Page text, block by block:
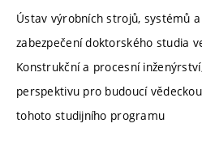
Ústav výrobních strojů, systémů
zabezpečení doktorského studia
Konstrukční a procesní
perspektivu pro budoucí
tohoto studijního programu